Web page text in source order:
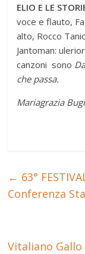
ELIO E LE
voce e flauto,
alto, Rocco
Jantoman:
canzoni sono
che passa.
Mariagrazia
← 63°
Conferenza
Vitaliano Gallo